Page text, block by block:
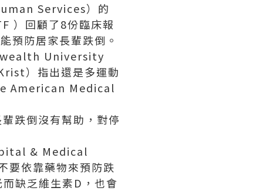
Services）的
）回顧了8份臨床報
預防居家長輩跌倒。
University
）指出還是多運動
American Medical
跌倒沒有幫助，對停
& Medical
要依靠藥物來預防跌
缺乏維生素D，也會